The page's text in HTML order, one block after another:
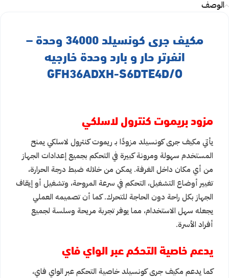
الوصف
مكيف جرى كونسيلد 34000 وحدة –
انفرتر حار و بارد وحدة خارجيه
GFH36ADXH-S6DTE4D/O
مزود بريموت كنترول لاسلكي
يأتي مكيف جرى كونسيلد مزودًا بـ ريموت كنترول لاسلكي يمنح
المستخدم سهولة ومرونة كبيرة في التحكم بجميع إعدادات الجهاز
من أي مكان داخل الغرفة. يمكن من خلاله ضبط درجة الحرارة،
تغيير أوضاع التشغيل، التحكم في سرعة المروحة، وتشغيل أو إيقاف
الجهاز بكل راحة دون الحاجة للتحرك. كما أن تصميمه العملي
يجعله سهل الاستخدام، مما يوفر تجربة مريحة وسلسة لجميع
أفراد الأسرة.
يدعم خاصية التحكم عبر الواي فاي
كما يدعم مكيف جرى كونسيلد خاصية التحكم عبر الواي فاي،